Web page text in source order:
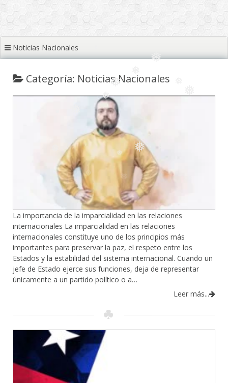
❅
❅
❅
❅
❅
❅
Noticias Nacionales
Categoría: Noticias Nacionales
La importancia de la imparcialidad en las relaciones
internacionales La imparcialidad en las relaciones
internacionales constituye uno de los principios más
importantes para preservar la paz, el respeto entre los
Estados y la estabilidad del sistema internacional. Cuando un
jefe de Estado ejerce sus funciones, deja de representar
únicamente a un partido político o a…
Leer más...